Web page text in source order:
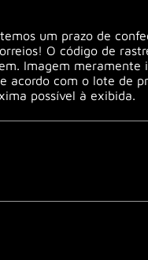
um prazo de
O código de
Imagem meramente
acordo com o lote de
possível à exibida.